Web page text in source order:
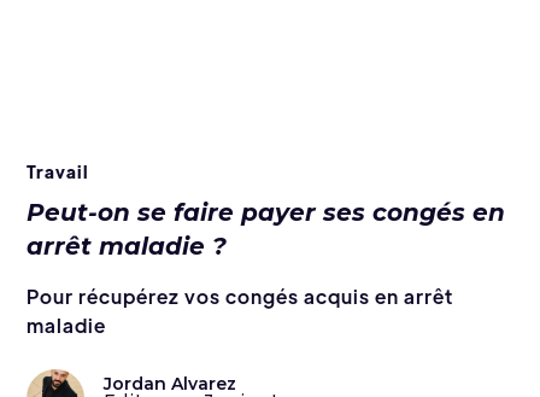
Travail
Peut-on se faire payer ses congés en
arrêt maladie ?
Pour récupérez vos congés acquis en arrêt
maladie
Jordan Alvarez